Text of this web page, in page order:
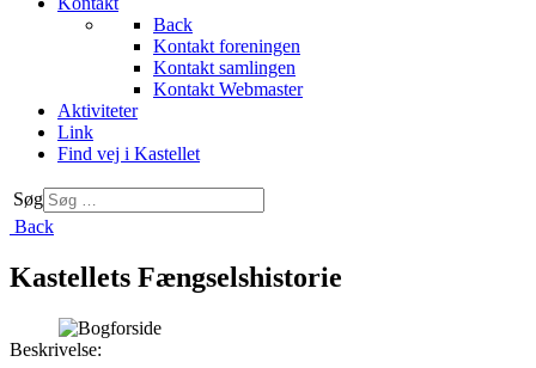
Back
Kontakt foreningen
Kontakt samlingen
Kontakt Webmaster
Aktiviteter
Link
Find vej i Kastellet
Søg
Back
Kastellets Fængselshistorie
Beskrivelse: